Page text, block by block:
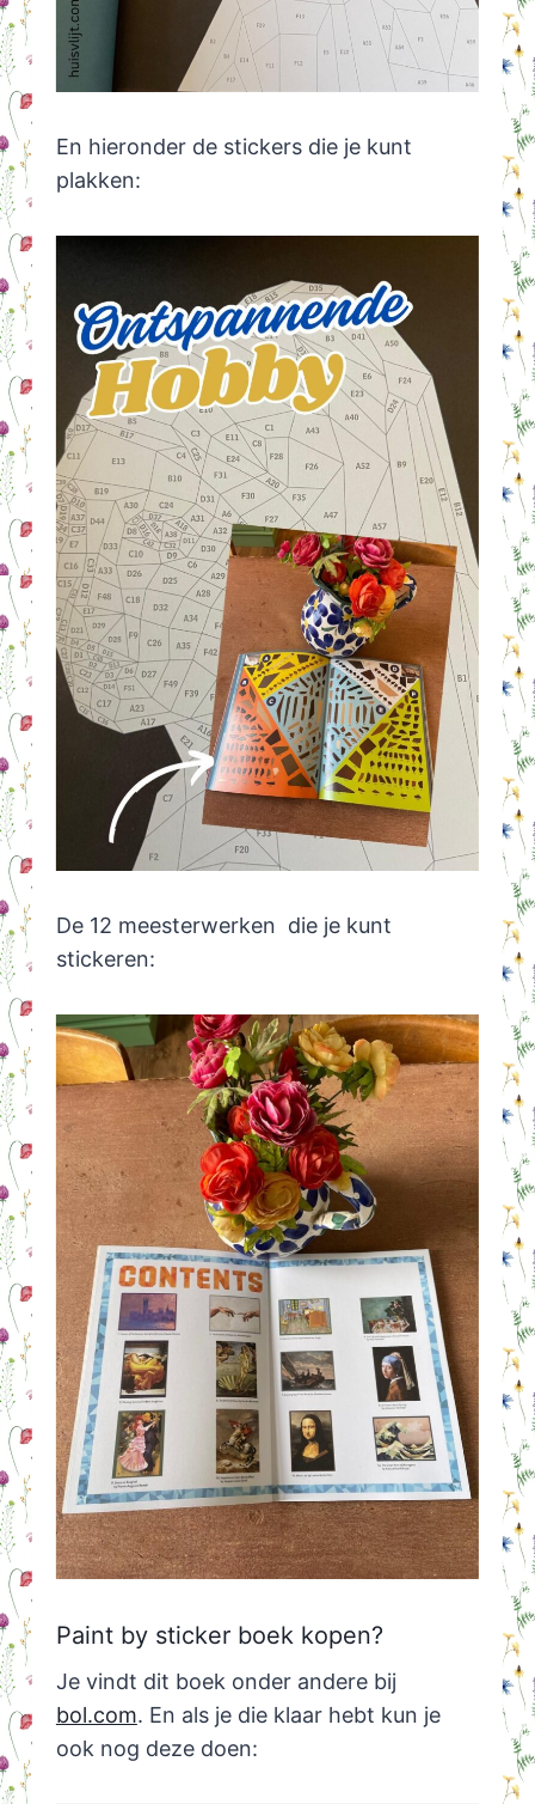
En hieronder de stickers die je kunt
plakken:
De 12 meesterwerken die je kunt
stickeren:
Paint by sticker boek kopen?
Je vindt dit boek onder andere bij
bol.com. En als je die klaar hebt kun je
ook nog deze doen: